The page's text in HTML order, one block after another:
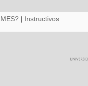
| Instructivos